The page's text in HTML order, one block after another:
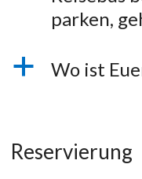
parken,
a Wo ist
Reservierung